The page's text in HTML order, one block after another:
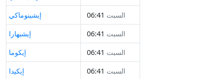
إيشينوماكي
السبت 06:41
إيشيهارا
السبت 06:41
إيكوما
السبت 06:41
إيكيدا
السبت 06:41